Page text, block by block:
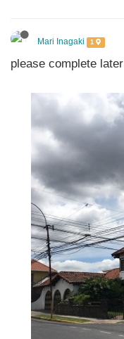
Mari Inagaki 1
please complete later